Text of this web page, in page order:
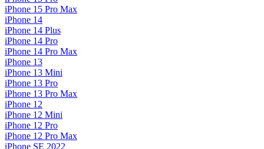
iPhone 15 Pro Max
iPhone 14
iPhone 14 Plus
iPhone 14 Pro
iPhone 14 Pro Max
iPhone 13
iPhone 13 Mini
iPhone 13 Pro
iPhone 13 Pro Max
iPhone 12
iPhone 12 Mini
iPhone 12 Pro
iPhone 12 Pro Max
iPhone SE 2022